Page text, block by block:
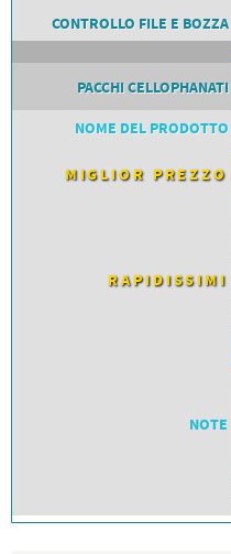
DORSALI TARGHE
PETTORALI NUMERI DA
NUMERI DA GARA MTB
CONTROLLO FILE E BOZZA
PACCHI CELLOPHANATI
NOME DEL PRODOTTO
MIGLIOR PREZZO
RAPIDISSIMI
NOTE